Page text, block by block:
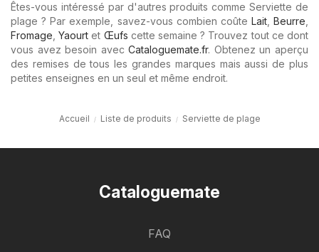
Êtes-vous intéressé par d'autres produits comme Serviette de
plage ? Par exemple, savez-vous combien coûte Lait, Beurre
Fromage ,Yaourt et Œufs cette semaine ? Trouvez tout ce dont
vous avez besoin avecCataloguemate.fr. Obtenez un aperçu
des remises de tous les grandes marques mais aussi de plus
petites enseignes en un seul et même endroit.
Accueil Liste de produits Serviette de plage
Cataloguemate
FAQ